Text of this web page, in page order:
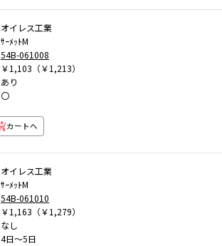
オイレス工業
ｻｰﾒｯﾄM
54B-061008
￥1,103（￥1,213）
あり
〇
カートへ
オイレス工業
ｻｰﾒｯﾄM
54B-061010
￥1,163（￥1,279）
なし
4日～5日